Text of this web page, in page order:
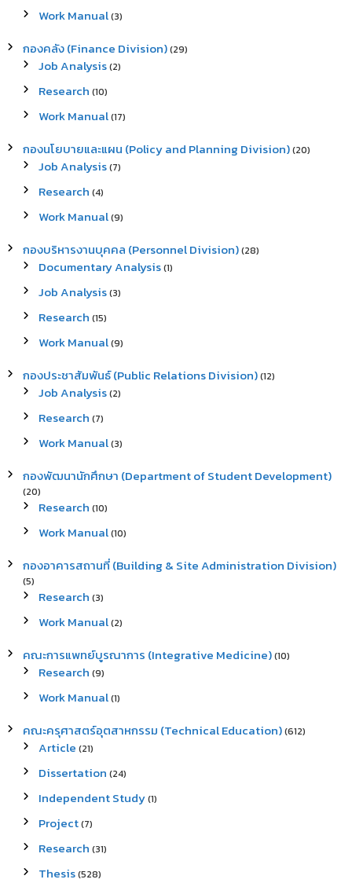
Work Manual(3)
กองคลัง (Finance Division)(29)
Job Analysis(2)
Research (10)
Work Manual(17)
กองนโยบายและแผน (Policy and Planning Division)(20)
Job Analysis(7)
Research (4)
Work Manual(9)
กองบริหารงานบุคคล (Personnel Division)(28)
Documentary Analysis(1)
Job Analysis(3)
Research (15)
Work Manual(9)
กองประชาสัมพันธ์ (Public Relations Division)(12)
Job Analysis(2)
Research (7)
Work Manual(3)
กองพัฒนานักศึกษา (Department of Student Development)
(20)
Research (10)
Work Manual(10)
กองอาคารสถานที่ (Building & Site Administration Division)
(5)
Research (3)
Work Manual(2)
คณะการแพทย์บูรณาการ (Integrative Medicine)(10)
Research (9)
Work Manual(1)
คณะครุศาสตร์อุตสาหกรรม (Technical Education)(612)
Article (21)
Dissertation (24)
Independent Study(1)
Project(7)
Research (31)
Thesis(528)